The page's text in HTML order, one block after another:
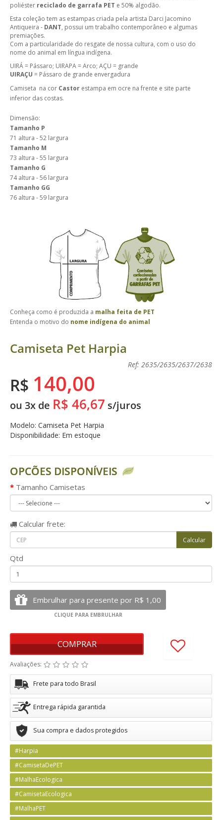
poliéster reciclado de garrafa PET e 50% algodão.
Esta coleção tem as estampas criada pela artista Darci Jacomino
Antiqueira - DANT, possui um trabalho contemporâneo e algumas
premiações.
Com a particularidade do resgate de nossa cultura, com o uso do
nome do animal em língua indígena.
UIRÁ = Pássaro; UIRAPA = Arco; AÇU = grande
UIRAÇU = Pássaro de grande envergadura
Camiseta na cor Castor estampa em ocre na frente e site parte
inferior das costas.
Dimensão:
Tamanho P
71 altura - 52 largura
Tamanho M
73 altura - 55 largura
Tamanho G
74 altura - 56 largura
Tamanho GG
76 altura - 59 largura
Conheça como é produzida a malha feita de PET
Entenda o motivo do nome indígena do animal
Camiseta Pet Harpia
Ref: 2635/2635/2637/2638
R$ 140,00
ou 3x de R$ 46,67 s/juros
Modelo: Camiseta Pet Harpia
Disponibilidade: Em estoque
OPCÕES DISPONÍVEIS
Tamanho Camisetas
Calcular frete:
Qtd
COMPRAR
Avaliações:
Frete para todo Brasil
Entrega rápida garantida
Sua compra e dados protegidos
#Harpia
#CamisetaDePET
#MalhaEcologica
#CamisetaEcologica
#MalhaPET